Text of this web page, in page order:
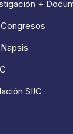
+
SIIC